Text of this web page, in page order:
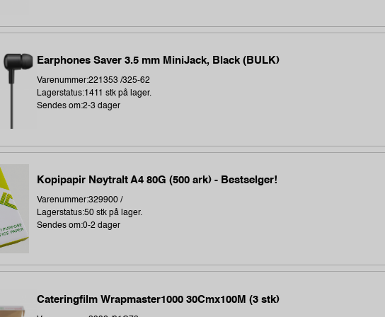
Earphones Saver 3.5 mm MiniJack, Black (BULK)
Varenummer:221353 /325-62
Lagerstatus:1411 stk på lager.
Sendes om:2-3 dager
Kopipapir Nøytralt A4 80G (500 ark) - Bestselger!
Varenummer:329900 /
Lagerstatus:50 stk på lager.
Sendes om:0-2 dager
Cateringfilm Wrapmaster1000 30Cmx100M (3 stk)